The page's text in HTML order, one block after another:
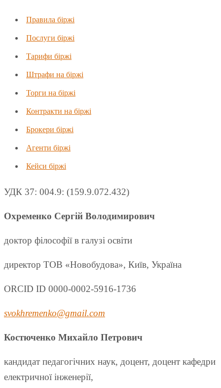
Правила біржі
Послуги біржі
Тарифи біржі
Штрафи на біржі
Торги на біржі
Контракти на біржі
Брокери біржі
Агенти біржі
Кейси біржі
УДК 37: 004.9: (159.9.072.432)
Охременко Сергій Володимирович
доктор філософії в галузі освіти
директор ТОВ «Новобудова», Київ, Україна
ORCID ID 0000-0002-5916-1736
svokhremenko@gmail.com
Костюченко Михайло Петрович
кандидат педагогічних наук, доцент, доцент кафедри
електричної інженерії,